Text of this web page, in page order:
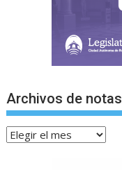
Archivos de notas
Archivos